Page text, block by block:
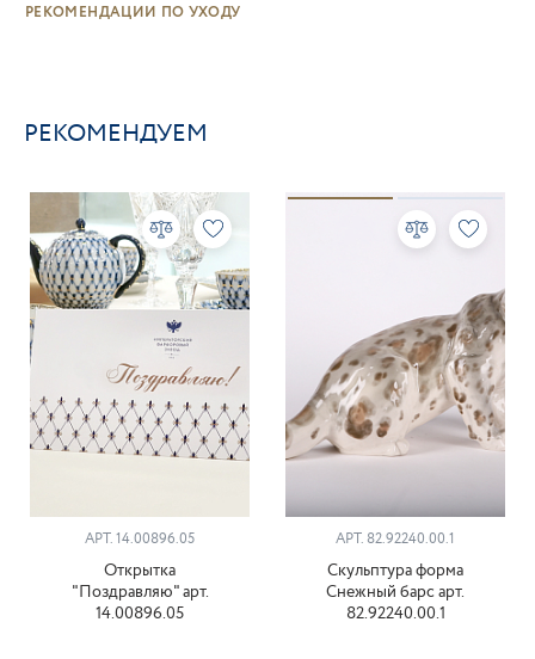
РЕКОМЕНДАЦИИ ПО УХОДУ
РЕКОМЕНДУЕМ
АРТ. 14.00896.05
Открытка
"Поздравляю" арт.
14.00896.05
АРТ. 82.92240.00.1
Скульптура форма
Снежный барс арт.
82.92240.00.1